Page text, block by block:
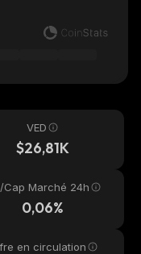
VED
$26,81K
Cap Marché 24h
0,06%
en circulation